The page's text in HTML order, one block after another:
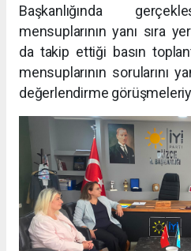
Başkanlığında
mensuplarının yanı sıra
da takip ettiği basın
mensuplarının sorularını
değerlendirme